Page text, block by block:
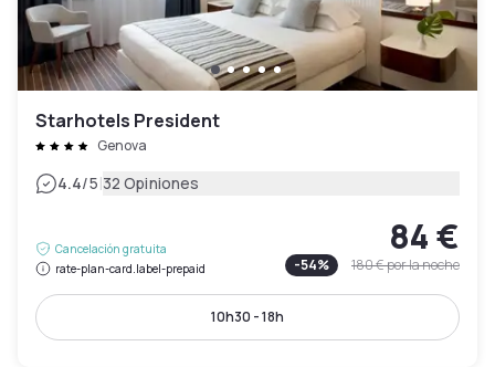
Starhotels President
Genova
4.4/5|32 Opiniones
Cancelación gratuita
rate-plan-card.label-prepaid
84 €
-54% 180 €por la noche
10h30 - 18h